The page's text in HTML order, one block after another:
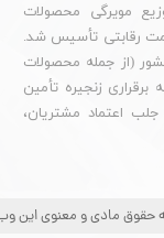
حقوق مادی و معنوی این
مویرگی محصولات
رقابتی تأسیس شد.
(از جمله محصولات
زنجیره تأمین
اعتماد مشتریان،